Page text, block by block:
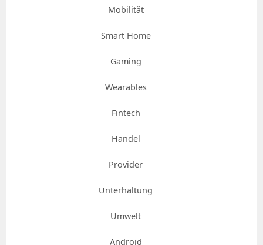
Mobilität
Smart Home
Gaming
Wearables
Fintech
Handel
Provider
Unterhaltung
Umwelt
Android